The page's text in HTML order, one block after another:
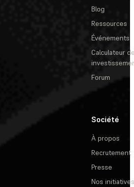
Blog
Ressources
Événements
Calculateur
Forum
Société
À propos
Recrutement
Presse
Nos initiatives